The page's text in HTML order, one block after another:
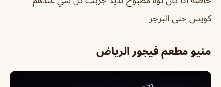
كويس حتى البرجر
منيو مطعم فيجور الرياض